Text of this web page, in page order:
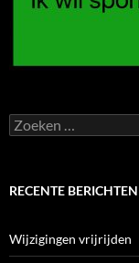
Zoeken
naar:
RECENTE BERICHTEN
Wijzigingen vrijrijden